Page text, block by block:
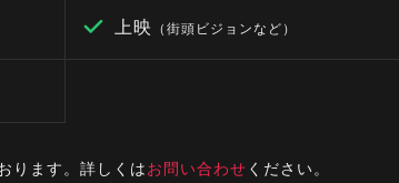
上映 （街頭ビジョンなど）
ります。詳しくはお問い合わせ ください。